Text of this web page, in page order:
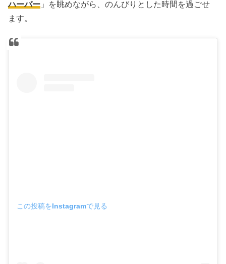
ハーバー 」を眺めながら、のんびりとした時間を過ごせ
ます。
この投稿をInstagramで見る